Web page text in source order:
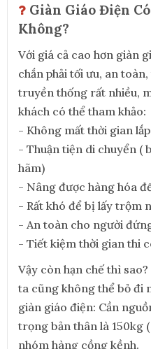
Giàn Giáo Điện
Không?
Với giá cả cao hơn giàn
chắn phải tối ưu, an
truyền thống rất nhiều,
khách có thể tham khảo:
- Không mất thời gian
- Thuận tiện di chuyển (
hãm)
- Nâng được hàng hóa
- Rất khó để bị lấy trộm
- An toàn cho người
- Tiết kiệm thời gian thi
Vậy còn hạn chế thì
ta cũng không thể bỏ đi
giàn giáo điện: Cần
trọng bản thân là 150kg
nhóm hàng cồng kềnh.